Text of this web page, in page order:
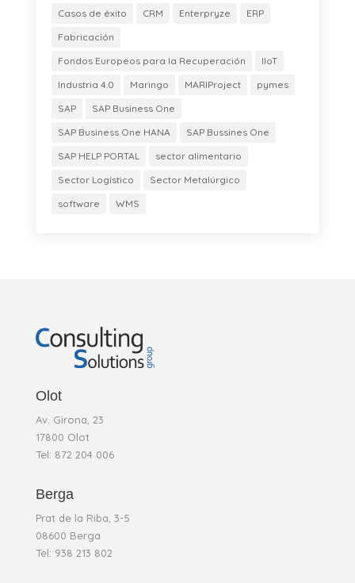
Casos de éxito
CRM Enterpryze
ERP
Fabricación
Fondos Europeos para la Recuperación
IIoT
Industria 4.0
Maringo MARIProject
pymes
SAP
SAP Business One
SAP Business One HANA
SAP Bussines One
SAP HELP PORTAL
sector alimentario
Sector Logístico
Sector Metalúrgico
software
WMS
Olot
Av. Girona, 23
17800 Olot
Tel: 872 204 006
Berga
Prat de la Riba, 3-5
08600 Berga
Tel: 938 213 802